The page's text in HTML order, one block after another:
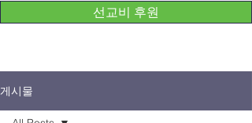
선교비 후원
게시물